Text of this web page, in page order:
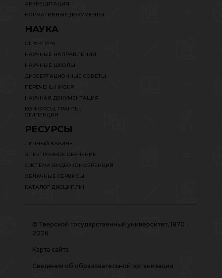
АККРЕДИТАЦИЯ
НОРМАТИВНЫЕ ДОКУМЕНТЫ
НАУКА
СТРУКТУРА
НАУЧНЫЕ НАПРАВЛЕНИЯ
НАУЧНЫЕ ШКОЛЫ
ДИССЕРТАЦИОННЫЕ СОВЕТЫ
ПЕРЕЧЕНЬ НИОКР
НАУЧНАЯ ДОКУМЕНТАЦИЯ
КОНКУРСЫ, ГРАНТЫ,
СТИПЕНДИИ
РЕСУРСЫ
ЛИЧНЫЙ КАБИНЕТ
ЭЛЕКТРОННОЕ ОБУЧЕНИЕ
СИСТЕМА ВИДЕОКОНФЕРЕНЦИЙ
ОБЛАЧНЫЕ СЕРВИСЫ
КАТАЛОГ ДИСЦИПЛИН
© Тверской государственный университет, 1870 -
2026
Карта сайта
Сведения об образовательной организации